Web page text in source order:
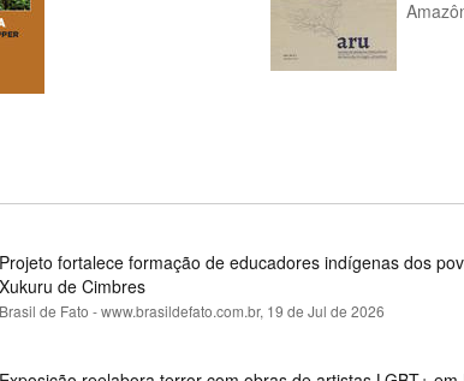
Projeto fortalece formação de educadores indígenas dos
Xukuru de Cimbres
Brasil de Fato - www.brasildefato.com.br, 19 de Jul de 2026